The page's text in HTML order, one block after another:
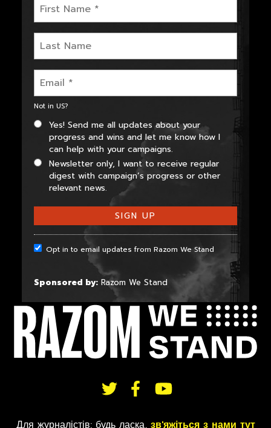
Not inUS?
Yes! Send me all updates about your
progress and wins and let me know how I
can help with your campaigns.
Newsletter only, I want to receive regular
digest with campaign’s progress or other
relevant news.
Opt in to email updates from Razom We Stand
Sponsored by: Razom We Stand
СЛІДКУЙТЕ
Для журналістів: будь ласка, зв'яжіться з нами тут